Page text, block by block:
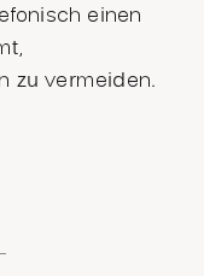
einen
zu vermeiden.